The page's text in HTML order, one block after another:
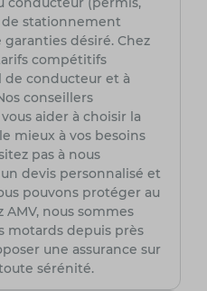
de stationnement
désiré. Chez
compétitifs
de conducteur et à
conseillers
aider à choisir la
mieux à vos besoins
pas à nous
devis personnalisé et
pouvons protéger au
nous sommes
motards depuis près
une assurance sur
sérénité.